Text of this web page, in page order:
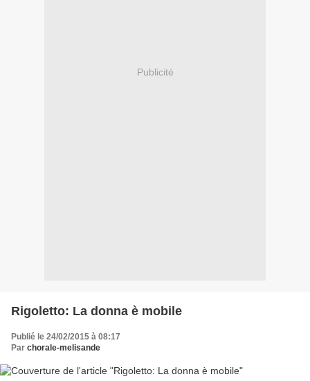
Publicité
Rigoletto: La donna è mobile
Publié le 24/02/2015 à 08:17
Par chorale-melisande